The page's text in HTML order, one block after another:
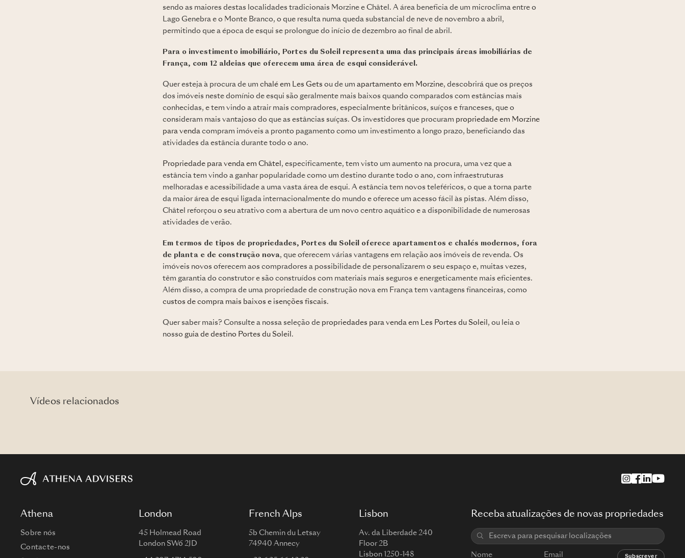
sendo as maiores destas localidades tradicionais Morzine e Châtel. A área beneficia de um microclima entre o
Lago Genebra e o Monte Branco, o que resulta numa queda substancial de neve de novembro a abril,
permitindo que a época de esqui se prolongue do início de dezembro ao final de abril.
Para o investimento imobiliário, Portes du Soleil representa uma das principais áreas imobiliárias de
França, com 12 aldeias que oferecem uma área de esqui considerável.
Quer esteja à procura de um chalé em Les Gets ou de um apartamento em Morzine, descobrirá que os preços
dos imóveis neste domínio de esqui são geralmente mais baixos quando comparados com estâncias mais
conhecidas, e tem vindo a atrair mais compradores, especialmente britânicos, suíços e franceses, que o
consideram mais vantajoso do que as estâncias suíças. Os investidores que procuram propriedade em Morzine
para venda compram imóveis a pronto pagamento como um investimento a longo prazo, beneficiando das
atividades da estância durante todo o ano.
Propriedade para venda em Châtel , especificamente, tem visto um aumento na procura, uma vez que a
estância tem vindo a ganhar popularidade como um destino durante todo o ano, com infraestruturas
melhoradas e acessibilidade a uma vasta área de esqui. A estância tem novos teleféricos, o que a torna parte
da maior área de esqui ligada internacionalmente do mundo e oferece um acesso fácil às pistas. Além disso,
Châtel reforçou o seu atrativo com a abertura de um novo centro aquático e a disponibilidade de numerosas
atividades de verão.
Em termos de tipos de propriedades, Portes du Soleil oferece apartamentos e chalés modernos, fora
de planta e de construção nova, que oferecem várias vantagens em relação aos imóveis de revenda. Os
imóveis novos oferecem aos compradores a possibilidade de personalizarem o seu espaço e, muitas vezes,
têm garantia do construtor e são construídos com materiais mais seguros e energeticamente mais eficientes.
Além disso, a compra de uma propriedade de construção nova em França tem vantagens financeiras, como
custos de compra mais baixos e isenções fiscais.
Quer saber mais? Consulte a nossa seleção de propriedades para venda em Les Portes du Soleil , ou leia o
nosso guia de destino Portes du Soleil .
Vídeos relacionados
Athena
Sobre nós
Contacte-nos
London
45 Holmead Road
London SW6 2JD
French Alps
5b Chemin du Letsay
74940 Annecy
Lisbon
Av. da Liberdade 240
Floor 2B
Lisbon 1250-148
Receba atualizações de novas propriedades
Subscrever